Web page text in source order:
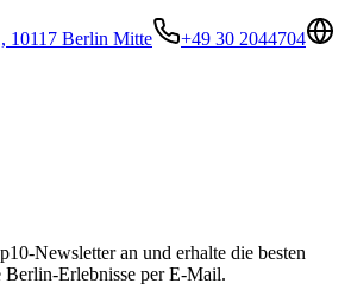
10117 Berlin Mitte
+49 30 2044704
Newsletter an und erhalte die besten
Erlebnisse per E-Mail.